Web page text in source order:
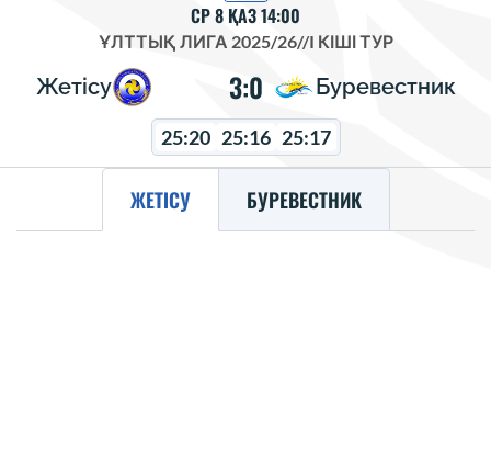
СР 8 ҚАЗ 14:00
ҰЛТТЫҚ ЛИГА 2025/26//I КІШІ ТУР
Жетісу 3:0 Буревестник
25:20 25:16 25:17
ЖЕТІСУ БУРЕВЕСТНИК